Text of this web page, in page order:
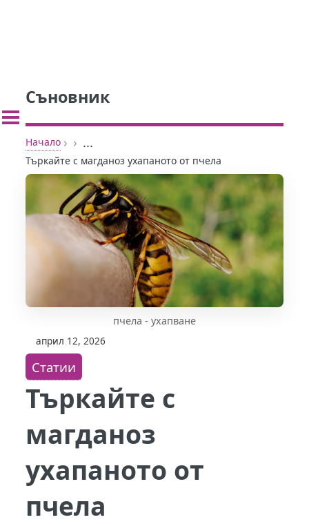
Съновник
Начало › › ...
Търкайте с магданоз ухапаното от пчела
пчела - ухапване
април 12, 2026
Статии
Търкайте с
магданоз
ухапаното от
пчела